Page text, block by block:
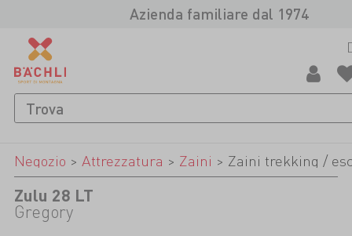
Azienda familiare dal 1974
Negozio > Attrezzatura > Zaini > Zaini trekking /
Zulu 28 LT
Gregory